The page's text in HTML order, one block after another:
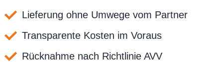
Lieferung ohne Umwege vom Partner
Transparente Kosten im Voraus
Rücknahme nach Richtlinie AVV